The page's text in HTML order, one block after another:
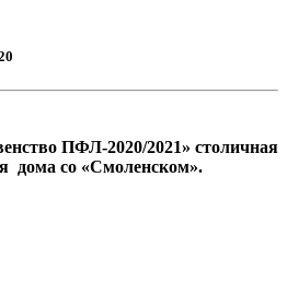
ПФЛ-2020/2021» столичная
дома со «Смоленском».